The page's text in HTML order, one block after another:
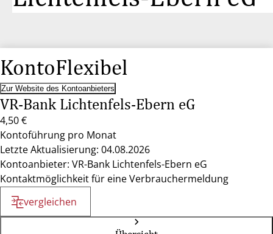
KontoFlexibel
Zur Website des Kontoanbieters
VR-Bank Lichtenfels-Ebern eG
4,50 €
Kontoführung pro Monat
Letzte Aktualisierung: 04.08.2026
Kontoanbieter: VR-Bank Lichtenfels-Ebern eG
Kontaktmöglichkeit für eine Verbrauchermeldung
vergleichen